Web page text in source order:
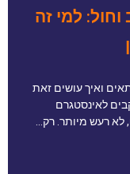
למי זה
ואיך עושים זאת
לאינסטגרם
רעש מיותר. רק…